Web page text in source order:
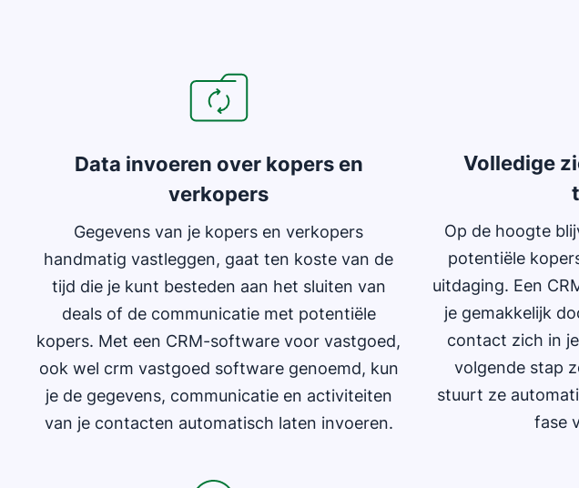
Data invoeren over kopers en
verkopers
Gegevens van je kopers en verkopers
handmatig vastleggen, gaat ten koste van de
tijd die je kunt besteden aan het sluiten van
deals of de communicatie met potentiële
kopers. Met een CRM-software voor vastgoed,
ook wel crm vastgoed software genoemd, kun
je de gegevens, communicatie en activiteiten
van je contacten automatisch laten invoeren.
Volledige
Op de hoogte
potentiële
uitdaging. Een
je gemakkelijk
contact zich in
volgende stap
stuurt ze
fase